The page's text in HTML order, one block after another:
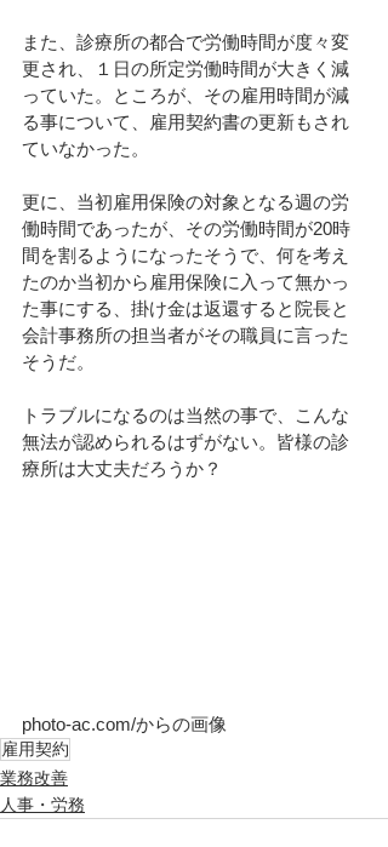
また、診療所の都合で労働時間が度々変
更され、１日の所定労働時間が大きく減
っていた。ところが、その雇用時間が減
る事について、雇用契約書の更新もされ
ていなかった。
更に、当初雇用保険の対象となる週の労
働時間であったが、その労働時間が20時
間を割るようになったそうで、何を考え
たのか当初から雇用保険に入って無かっ
た事にする、掛け金は返還すると院長と
会計事務所の担当者がその職員に言った
そうだ。
トラブルになるのは当然の事で、こんな
無法が認められるはずがない。皆様の診
療所は大丈夫だろうか？
photo-ac.com/からの画像
雇用契約
業務改善
人事・労務